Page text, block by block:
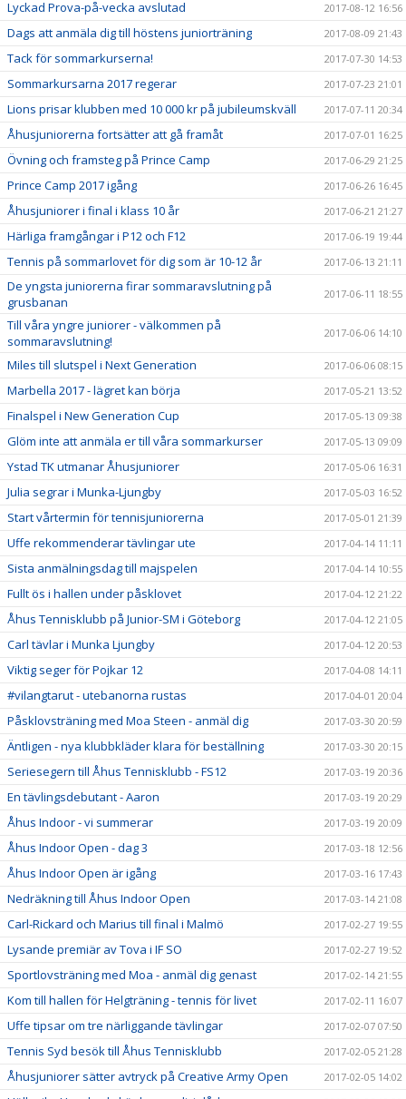
Lyckad Prova-på-vecka avslutad 2017-08-12 16:56
Dags att anmäla dig till höstens juniorträning 2017-08-09 21:43
Tack för sommarkurserna! 2017-07-30 14:53
Sommarkursarna 2017 regerar 2017-07-23 21:01
Lions prisar klubben med 10 000 kr på jubileumskväll 2017-07-11 20:34
Åhusjuniorerna fortsätter att gå framåt 2017-07-01 16:25
Övning och framsteg på Prince Camp 2017-06-29 21:25
Prince Camp 2017 igång 2017-06-26 16:45
Åhusjuniorer i final i klass 10 år 2017-06-21 21:27
Härliga framgångar i P12 och F12 2017-06-19 19:44
Tennis på sommarlovet för dig som är 10-12 år 2017-06-13 21:11
De yngsta juniorerna firar sommaravslutning på
grusbanan
2017-06-11 18:55
Till våra yngre juniorer - välkommen på
sommaravslutning!
2017-06-06 14:10
Miles till slutspel i Next Generation 2017-06-06 08:15
Marbella 2017 - lägret kan börja 2017-05-21 13:52
Finalspel i New Generation Cup 2017-05-13 09:38
Glöm inte att anmäla er till våra sommarkurser 2017-05-13 09:09
Ystad TK utmanar Åhusjuniorer 2017-05-06 16:31
Julia segrar i Munka-Ljungby 2017-05-03 16:52
Start vårtermin för tennisjuniorerna 2017-05-01 21:39
Uffe rekommenderar tävlingar ute 2017-04-14 11:11
Sista anmälningsdag till majspelen 2017-04-14 10:55
Fullt ös i hallen under påsklovet 2017-04-12 21:22
Åhus Tennisklubb på Junior-SM i Göteborg 2017-04-12 21:05
Carl tävlar i Munka Ljungby 2017-04-12 20:53
Viktig seger för Pojkar 12 2017-04-08 14:11
#vilangtarut - utebanorna rustas 2017-04-01 20:04
Påsklovsträning med Moa Steen - anmäl dig 2017-03-30 20:59
Äntligen - nya klubbkläder klara för beställning 2017-03-30 20:15
Seriesegern till Åhus Tennisklubb - FS12 2017-03-19 20:36
En tävlingsdebutant - Aaron 2017-03-19 20:29
Åhus Indoor - vi summerar 2017-03-19 20:09
Åhus Indoor Open - dag 3 2017-03-18 12:56
Åhus Indoor Open är igång 2017-03-16 17:43
Nedräkning till Åhus Indoor Open 2017-03-14 21:08
Carl-Rickard och Marius till final i Malmö 2017-02-27 19:55
Lysande premiär av Tova i IF SO 2017-02-27 19:52
Sportlovsträning med Moa - anmäl dig genast 2017-02-14 21:55
Kom till hallen för Helgträning - tennis för livet 2017-02-11 16:07
Uffe tipsar om tre närliggande tävlingar 2017-02-07 07:50
Tennis Syd besök till Åhus Tennisklubb 2017-02-05 21:28
Åhusjuniorer sätter avtryck på Creative Army Open 2017-02-05 14:02